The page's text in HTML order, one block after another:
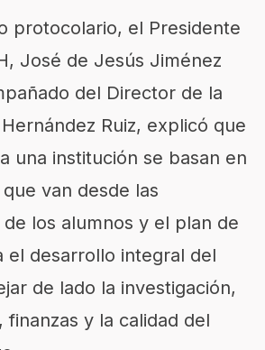
protocolario, el Presidente
José de Jesús Jiménez
del Director de la
Ruiz, explicó que
una institución se basan en
van desde las
los alumnos y el plan de
el desarrollo integral del
de lado la investigación,
finanzas y la calidad del